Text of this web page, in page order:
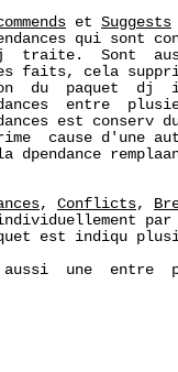
et Suggests
qui sont
traite.  Sont
faits, cela
du  paquet  dj
entre
est conserv
cause d'une
dpendance
, Conflicts,
est indiqu
aussi  une  entre